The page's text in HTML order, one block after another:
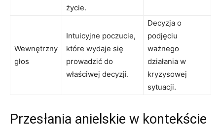
życie.
Wewnętrzny
głos
Intuicyjne poczucie,
które wydaje się
prowadzić do
właściwej decyzji.
Decyzja o
podjęciu
ważnego
działania w
kryzysowej
sytuacji.
Przesłania anielskie w kontekście